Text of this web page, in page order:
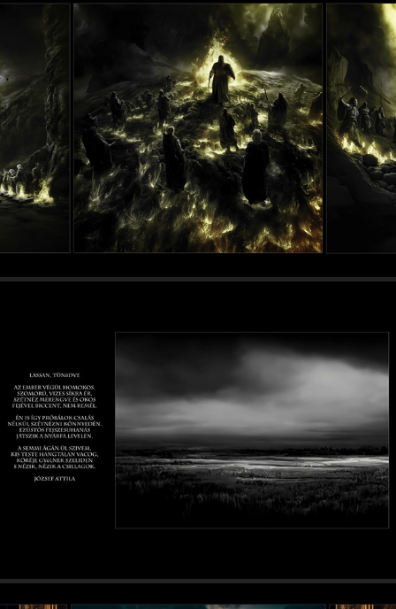
Divina Commedia.  (2024)
2024
Dante - Purgatorio Inferno  (2023)